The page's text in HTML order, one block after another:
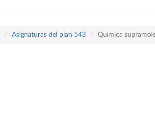
Asignaturas del plan 543 Química